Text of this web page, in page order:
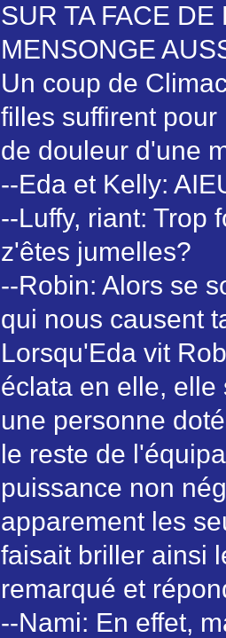
SUR TA FACE
MENSONGE
Un coup de
filles suffirent
de douleur d'une
--Eda et Kelly:
--Luffy, riant: Trop
z'êtes jumelles?
--Robin: Alors se
qui nous causent
Lorsqu'Eda vit
éclata en elle,
une personne
le reste de
puissance non
apparement les
faisait briller ainsi
remarqué et
--Nami: En effet,